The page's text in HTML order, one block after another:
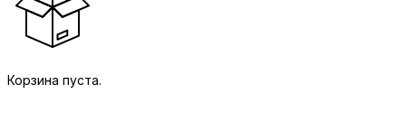
Корзина пуста.